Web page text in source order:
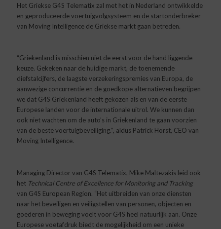
Het Griekse G4S Telematix zal met het in Nederland ontwikkelde
en geproduceerde voertuigvolgsysteem en de startonderbreker
van Moving Intelligence de Griekse markt gaan betreden.
“Griekenland is misschien niet de eerst voor de hand liggende
keuze. Gekeken naar dehuidige markt, de toenemende
diefstalcijfers, de laagste verzekeringspremies van Europa, de
aanwezige concurrentie en de goedkope alternatieven begrijpen
we dat G4S Griekenland heeft gekozen als en van de eerste
Europese landen voor de internationale uitrol. We kunnen dan
ook niet wachten om deauto’s in Griekenland te gaan voorzien
van debeste voertuigbeveiliging.”, aldus Patrick Horst, CEO van
Moving Intelligence.
Managing Director van G4S Telematix, Mike Maltezakis leid ook
het Technical Centre of Excellence for Monitoring and Tracking
van G4S European Region. “Het uitbreiden van onze diensten
naar het beveiligen en veiligstellen van personen, objecten en
goederen in beweging voelt voor G4S heel natuurlijk aan. Onze
Europese voetafdruk biedt de mogelijkheid om een unieke